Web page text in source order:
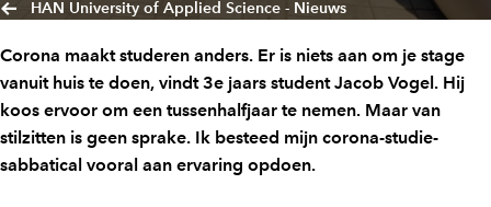
HAN University of Applied Science - Nieuws
Corona maakt studeren anders. Er is niets aan om je stage
vanuit huis te doen, vindt 3e jaars student Jacob Vogel. Hij
koos ervoor om een tussenhalfjaar te nemen. Maar van
stilzitten is geen sprake. Ik besteed mijn corona-studie-
sabbatical vooral aan ervaring opdoen.